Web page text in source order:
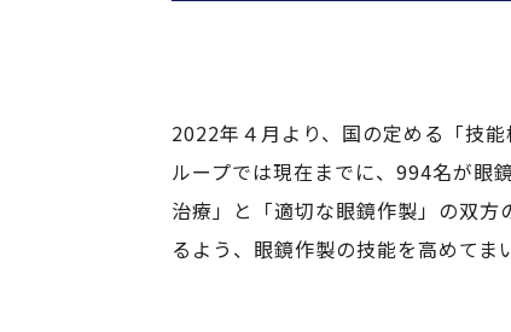
2022年４月より、国の定める「技
ループでは現在までに、994名が眼
治療」と「適切な眼鏡作製」の双
るよう、眼鏡作製の技能を高めてま